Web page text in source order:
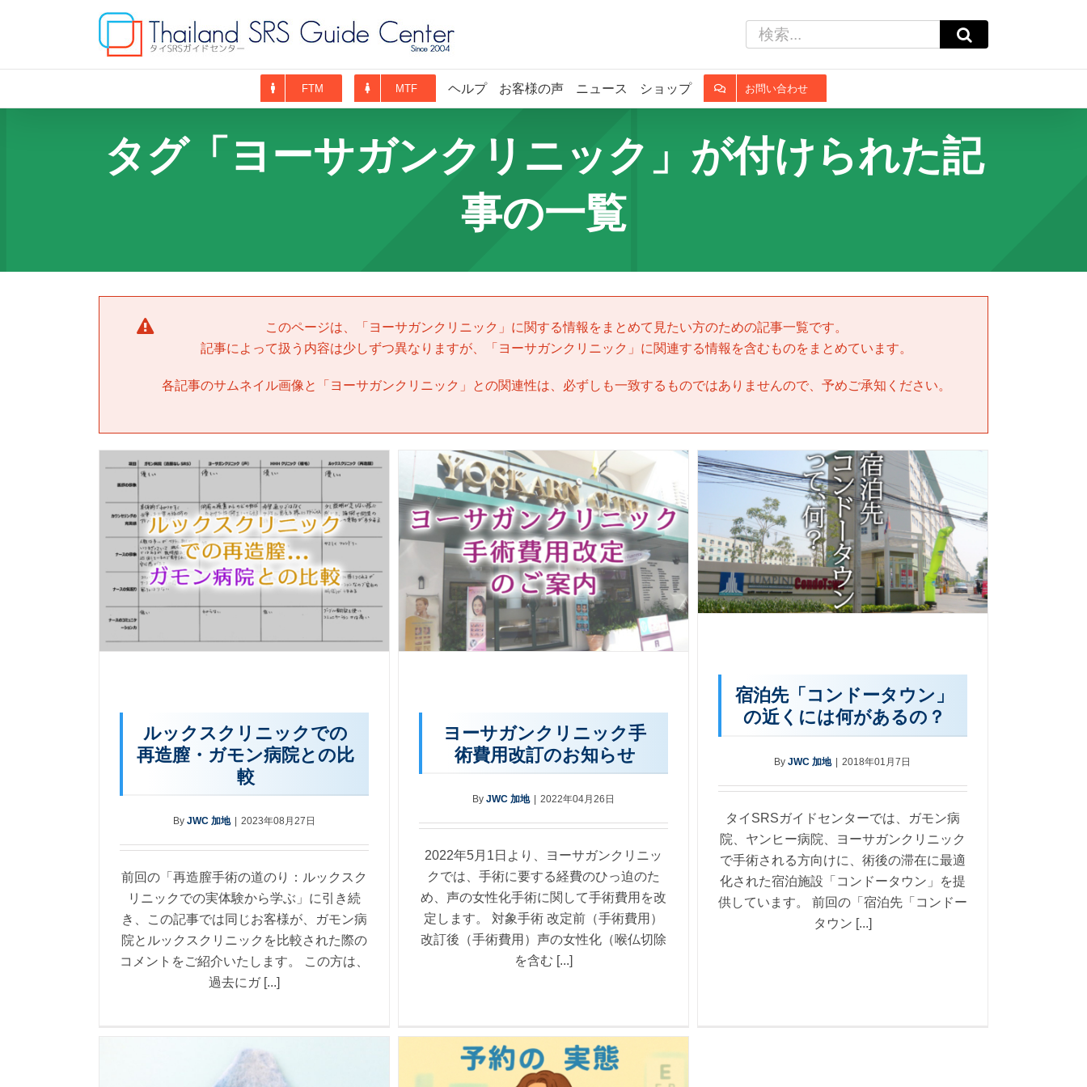
索
…
FTM MTF ヘルプ お客様の声 ニュース ショップ お問い合わせ
タグ「ヨーサガンクリニック」が付けられた記
事の一覧
このページは、「 ヨーサガンクリニック 」に関する情報をまとめて見たい方のための記事一覧です。
記事によって扱う内容は少しずつ異なりますが、「 ヨーサガンクリニック 」に関連する情報を含むものをまとめています。
各記事のサムネイル画像と「 ヨーサガンクリニック 」との関連性は、必ずしも一致するものではありませんので、予めご承知ください。
ルックスクリニックでの
再造膣・ガモン病院との比
較
By JWC 加地 2023年08月27日
前回の「再造膣手術の道のり：ルックスク
リニックでの実体験から学ぶ」に引き続
き、この記事では同じお客様が、ガモン病
院とルックスクリニックを比較された際の
コメントをご紹介いたします。 この方は、
過去にガ [...]
ヨーサガンクリニック手
術費用改訂のお知らせ
By JWC 加地 2022年04月26日
2022年5月1日より、ヨーサガンクリニッ
クでは、手術に要する経費のひっ迫のた
め、声の女性化手術に関して手術費用を改
定します。 対象手術 改定前（手術費用）
改訂後（手術費用）声の女性化（喉仏切除
を含む [...]
宿泊先「コンドータウン」
の近くには何があるの？
ByJWC 加地 2018年01月7日
タイSRSガイドセンターでは、ガモン病
院、ヤンヒー病院、ヨーサガンクリニック
で手術される方向けに、術後の滞在に最適
化された宿泊施設「コンドータウン」を提
供しています。 前回の「宿泊先「コンドー
タウン [...]